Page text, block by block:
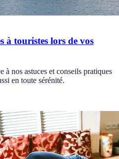
à touristes lors de vos
à nos astuces et conseils pratiques
en toute sérénité.